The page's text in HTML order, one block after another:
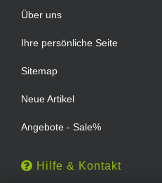
Über uns
Ihre persönliche Seite
Sitemap
Neue Artikel
Angebote - Sale%
Hilfe & Kontakt